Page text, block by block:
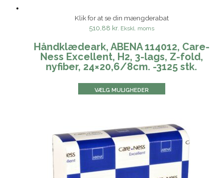
Klik for at se din mængderabat
510,88 kr. Ekskl. moms
Håndklædeark, ABENA 114012, Care-
Ness Excellent, H2, 3-lags, Z-fold,
nyfiber, 24×20,6/8cm. -3125 stk.
VÆLG MULIGHEDER